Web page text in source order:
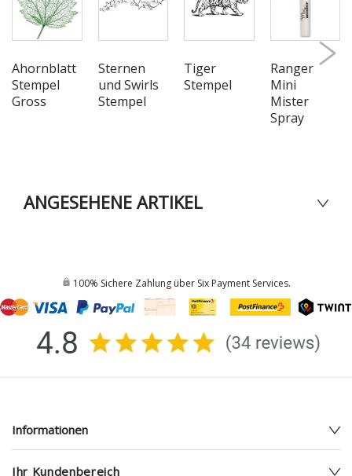
Ahornblatt
Stempel
Gross
Sternen
und Swirls
Stempel
Tiger
Stempel
Ranger
Mini
Mister
Spray
ANGESEHENE ARTIKEL
100% Sichere Zahlung über Six Payment Services.
Informationen
Ihr Kundenbereich